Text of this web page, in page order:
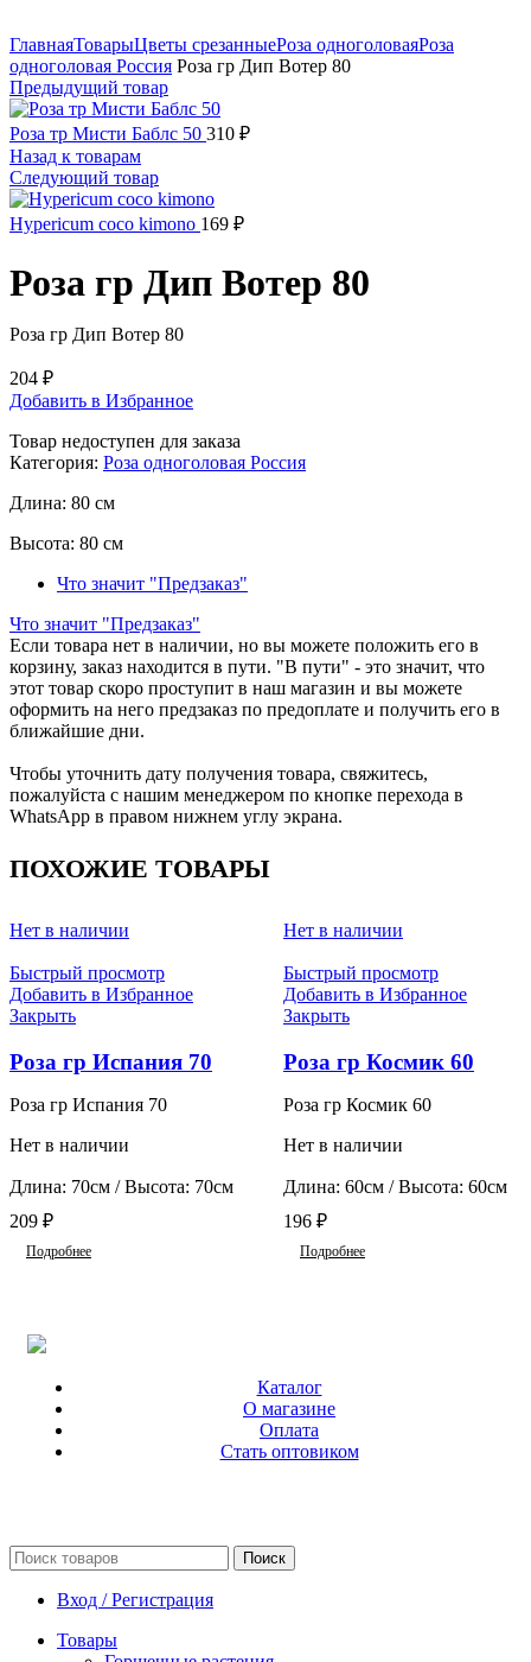
ГлавнаяТоварыЦветы срезанныеРоза одноголоваяРоза
одноголовая Россия Роза гр Дип Вотер 80
Предыдущий товар
Роза тр Мисти Баблс 50 310 ₽
Назад к товарам
Следующий товар
Hypericum coco kimono 169 ₽
Роза гр Дип Вотер 80
Роза гр Дип Вотер 80
204 ₽
Добавить в Избранное
Товар недоступен для заказа
Категория: Роза одноголовая Россия
Длина: 80 см
Высота: 80 см
Что значит "Предзаказ"
Что значит "Предзаказ"
Если товара нет в наличии, но вы можете положить его в
корзину, заказ находится в пути. "В пути" - это значит, что
этот товар скоро проступит в наш магазин и вы можете
оформить на него предзаказ по предоплате и получить его в
ближайшие дни.
Чтобы уточнить дату получения товара, свяжитесь,
пожалуйста с нашим менеджером по кнопке перехода в
WhatsApp в правом нижнем углу экрана.
ПОХОЖИЕ ТОВАРЫ
Нет в наличии
Быстрый просмотр
Добавить в Избранное
Закрыть
Роза гр Испания 70
Роза гр Испания 70
Нет в наличии
Длина: 70см / Высота: 70см
209 ₽
Подробнее
Нет в наличии
Быстрый просмотр
Добавить в Избранное
Закрыть
Роза гр Космик 60
Роза гр Космик 60
Нет в наличии
Длина: 60см / Высота: 60см
196 ₽
Подробнее
Каталог
О магазине
Оплата
Стать оптовиком
Поиск
Вход / Регистрация
Товары